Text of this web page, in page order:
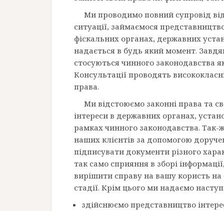
Ми проводимо повний супровід
ситуації, займаємося
фіскальних органах, державних
надається в будь який момент.
стосуються чинного законодавства
Консультації проводять
права.
Ми відстоюємо законні права та
інтереси в державних органах,
рамках чинного законодавства. Так-
наших клієнтів за допомогою
підписувати документи різного
так само сприяння в зборі
вирішити справу на вашу користь на
стадії. Крім цього ми надаємо
здійснюємо представництво